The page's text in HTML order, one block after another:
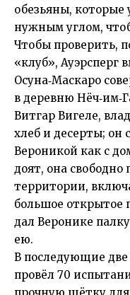
обезьяны,
нужным углом,
Чтобы проверить,
«клуб», Ауэрсперг
Осуна‑Маскаро
в деревню
Витгар Вигеле,
хлеб и десерты; он
Вероникой как с
доят, она
территории,
большое открытое
дал Веронике
ею.
В последующие две
провёл 70